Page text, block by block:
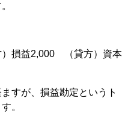
）損益2,000 （貸方）資本
すが、損益勘定というト
。